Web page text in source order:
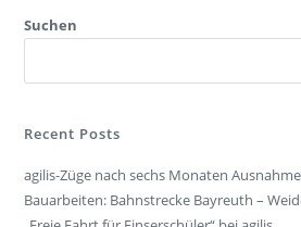
Suchen
Recent Posts
agilis-Züge nach sechs Monaten
Bauarbeiten: Bahnstrecke Bayreuth –